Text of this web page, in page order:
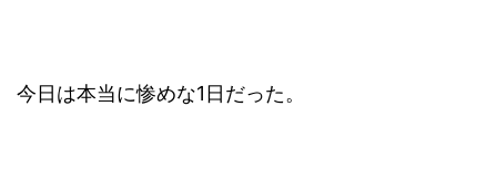
今日は本当に惨めな1日だった。